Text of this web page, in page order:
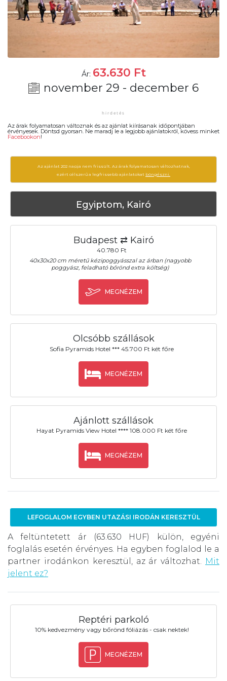
Ár: 63.630 Ft
november 29 - december 6
Az árak folyamatosan változnak és az ajánlat kiírásanak időpontjában
érvényesek. Döntsd gyorsan. Ne maradj le a legjobb ajánlatokról, kövess minket
Facebookon!
Az ajánlat 202 napja nem frissült. Az árak folyamatosan változhatnak,
ezért célszerű a legfrissebb ajánlatokat böngészni.
Egyiptom, Kairó
Budapest ⇄ Kairó
40.780 Ft
40x30x20 cm méretű kézipoggyásszal az árban (nagyobb
poggyász, feladható bőrönd extra költség)
MEGNÉZEM
Olcsóbb szállások
Sofia Pyramids Hotel *** 45.700 Ft két főre
MEGNÉZEM
Ajánlott szállások
Hayat Pyramids View Hotel **** 108.000 Ft két főre
MEGNÉZEM
LEFOGLALOM EGYBEN UTAZÁSI IRODÁN KERESZTÜL
A feltüntetett ár (63.630 HUF) külön, egyéni
foglalás esetén érvényes. Ha egyben foglalod le a
partner irodánkon keresztül, az ár változhat. Mit
jelent ez?
Reptéri parkoló
10% kedvezmény vagy bőrönd fóliázás - csak nektek!
MEGNÉZEM